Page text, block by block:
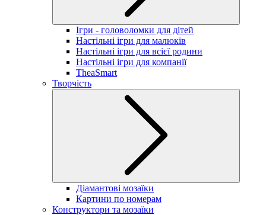
Ігри - головоломки для дітей
Настільні ігри для малюків
Настільні ігри для всієї родини
Настільні ігри для компанії
TheaSmart
Творчість
Діамантові мозаїки
Картини по номерам
Конструктори та мозаїки